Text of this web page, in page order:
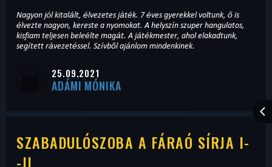
Nagyon jól kitalált, élvezetes játék. 7 éves gyerekkel voltunk, ő is
élvezte nagyon, kereste a nyomokat. A helyszín szuper hangulatos,
kisfiam teljesen beleélte magát. A játékmester, ahol elakadtunk,
segített rávezetéssel. Szívből ajánlom mindenkinek.
25.09.2021
ADÁMI MÓNIKA
SZABADULÓSZOBA A FÁRAÓ SÍRJA I-
-II